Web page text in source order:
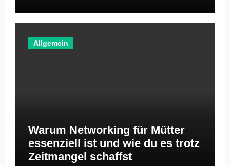
Allgemein
Warum Networking für Mütter
essenziell ist und wie du es trotz
Zeitmangel schaffst